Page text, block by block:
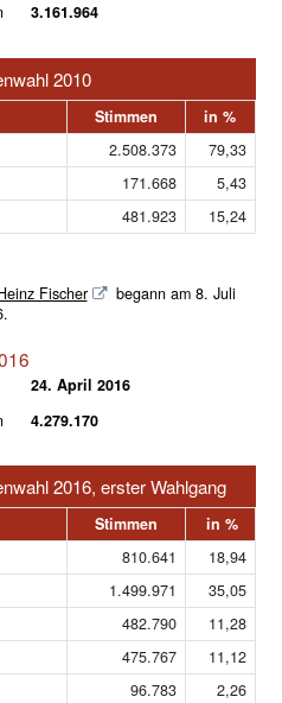
3.161.964
2010
Stimmen
in %
2.508.373
79,33
171.668
5,43
481.923 15,24
Fischer
begann am 8. Juli
24. April 2016
4.279.170
2016, erster Wahlgang
Stimmen
in %
810.641
18,94
1.499.971
35,05
482.790
11,28
475.767
11,12
96.783
2,26